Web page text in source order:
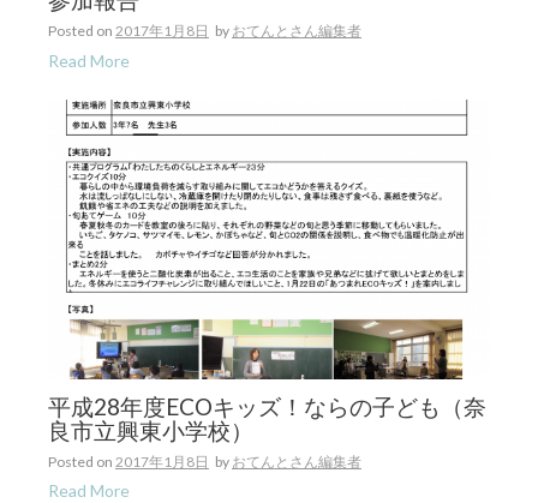
Posted on 2017年1月8日 by おてんとさん編集者
Read More
平成28年度ECOキッズ！ならの子ども（奈
良市立興東小学校）
Posted on 2017年1月8日 by おてんとさん編集者
Read More